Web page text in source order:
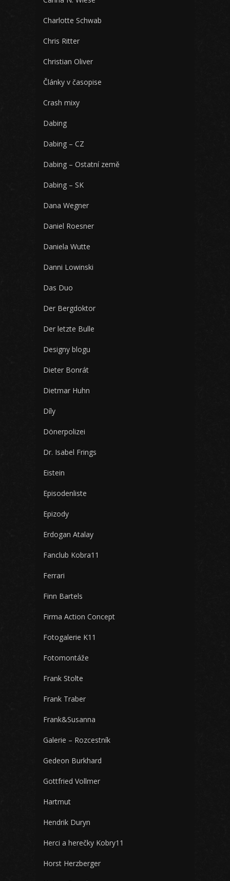
Charlotte Schwab
Chris Ritter
Christian Oliver
Články v časopise
Crash mixy
Dabing
Dabing – CZ
Dabing – Ostatní země
Dabing – SK
Dana Wegner
Daniel Roesner
Daniela Wutte
Danni Lowinski
Das Duo
Der Bergdoktor
Der letzte Bulle
Designy blogu
Dieter Bonrát
Dietmar Huhn
Díly
Dönerpolizei
Dr. Isabel Frings
Eistein
Episodenliste
Epizody
Erdogan Atalay
Fanclub Kobra11
Ferrari
Finn Bartels
Firma Action Concept
Fotogalerie K11
Fotomontáže
Frank Stolte
Frank Traber
Frank&Susanna
Galerie – Rozcestník
Gedeon Burkhard
Gottfried Vollmer
Hartmut
Hendrik Duryn
Herci a herečky Kobry11
Horst Herzberger